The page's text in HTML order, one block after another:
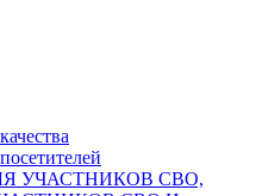
УЧАСТНИКОВ СВО,